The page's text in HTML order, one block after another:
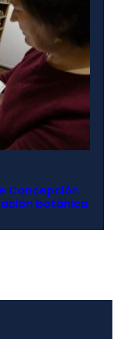
Concepción
botánica